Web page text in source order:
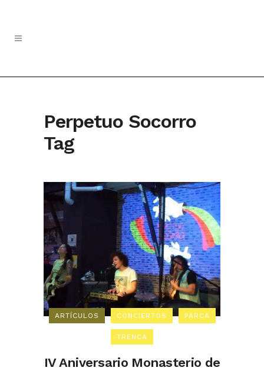
Perpetuo Socorro
Tag
ARTÍCULOS CONCIERTOS PARCA
TRENCA
IV Aniversario Monasterio de